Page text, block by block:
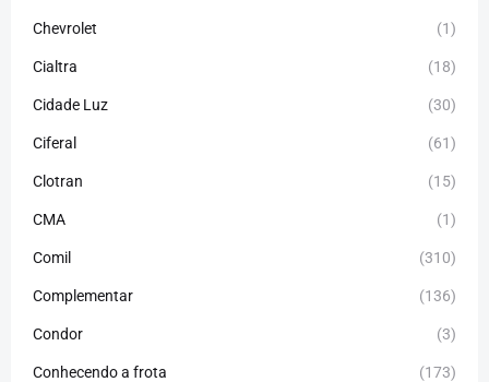
Chevrolet (1)
Cialtra (18)
Cidade Luz (30)
Ciferal (61)
Clotran (15)
CMA (1)
Comil (310)
Complementar (136)
Condor (3)
Conhecendo a frota (173)